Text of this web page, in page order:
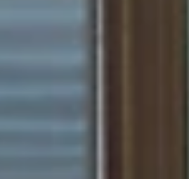
국적 감성과 카카오프렌즈만의